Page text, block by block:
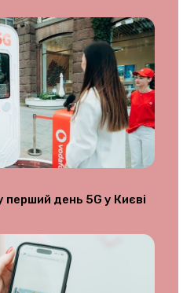
день 5G у Києві